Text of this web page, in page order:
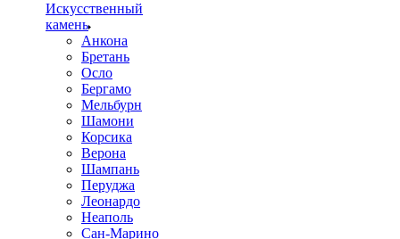
Искусственный
камень
Анкона
Бретань
Осло
Бергамо
Мельбурн
Шамони
Корсика
Верона
Шампань
Перуджа
Леонардо
Неаполь
Сан-Марино